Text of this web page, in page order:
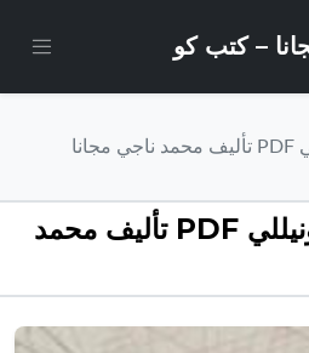
تحميل كتاب قيس ونيللي PDF تأليف محمد ناجي مجانا
تحميل كتاب قيس ونيللي PDF تأليف محمد